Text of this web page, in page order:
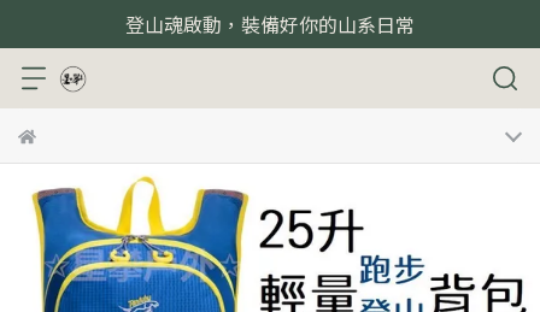
登山魂啟動，裝備好你的山系日常